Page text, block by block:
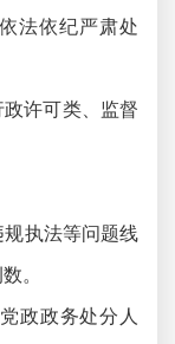
法依纪严肃处
许可类、监督
执法等问题线
。
政政务处分人